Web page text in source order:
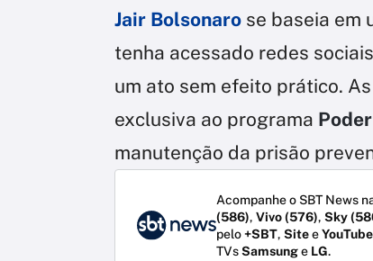
Jair Bolsonaro se baseia em
tenha acessado redes
um ato sem efeito prático.
exclusiva ao programa
manutenção da prisão
Acompanhe o SBT News
(586), Vivo (576), Sky
pelo+SBT, SiteeYouTube
TVsSamsunge LG.